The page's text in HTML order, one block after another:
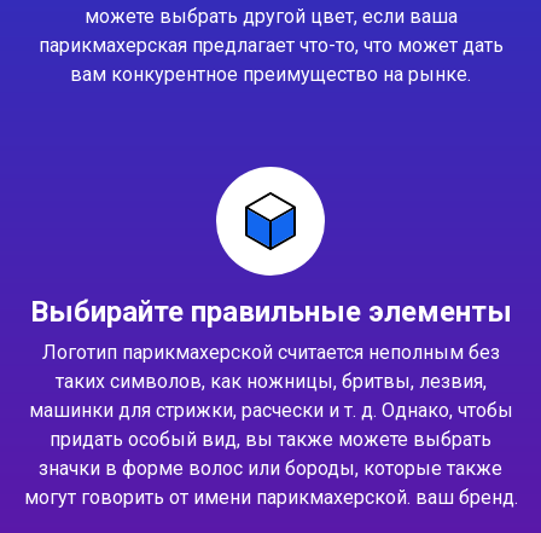
можете выбрать другой цвет, если ваша
парикмахерская предлагает что-то, что может дать
вам конкурентное преимущество на рынке.
Выбирайте правильные элементы
Логотип парикмахерской считается неполным без
таких символов, как ножницы, бритвы, лезвия,
машинки для стрижки, расчески и т. д. Однако, чтобы
придать особый вид, вы также можете выбрать
значки в форме волос или бороды, которые также
могут говорить от имени парикмахерской. ваш бренд.